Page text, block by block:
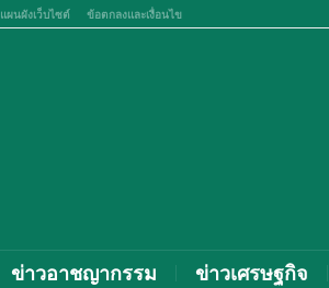
แผนผังเว็บไซต์ ข้อตกลงและเงื่อนไข
ข่าวอาชญากรรม ข่าวเศรษฐกิจ